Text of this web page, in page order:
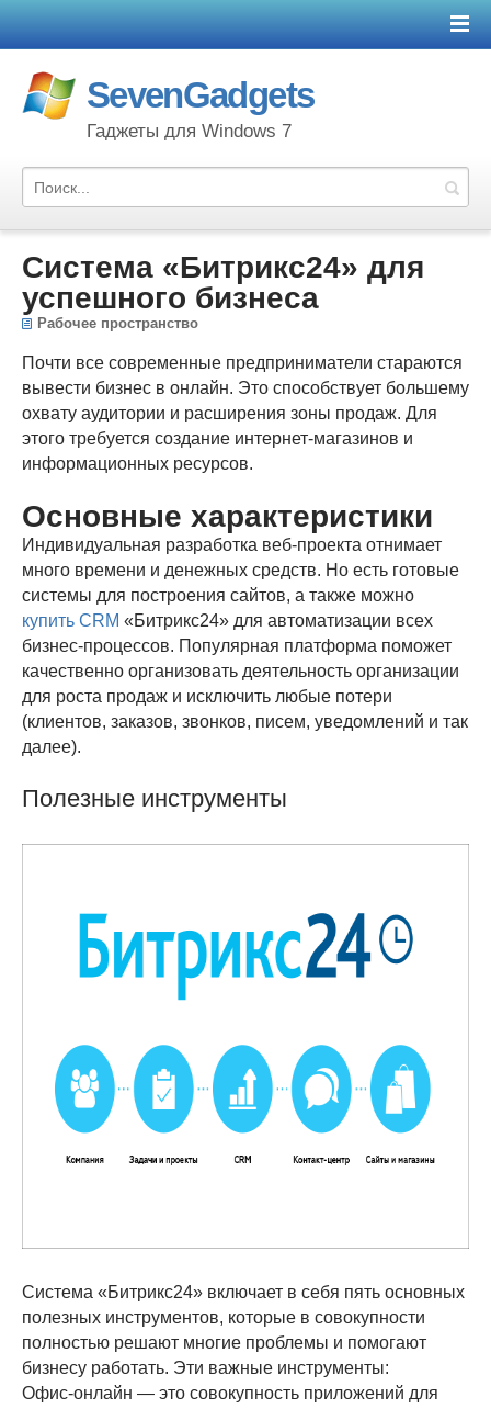
SevenGadgets
Гаджеты для Windows 7
Система «Битрикс24» для
успешного бизнеса
Рабочее пространство
Почти все современные предприниматели стараются
вывести бизнес в онлайн. Это способствует большему
охвату аудитории и расширения зоны продаж. Для
этого требуется создание интернет-магазинов и
информационных ресурсов.
Основные характеристики
Индивидуальная разработка веб-проекта отнимает
много времени и денежных средств. Но есть готовые
системы для построения сайтов, а также можно
купить CRM «Битрикс24» для автоматизации всех
бизнес-процессов. Популярная платформа поможет
качественно организовать деятельность организации
для роста продаж и исключить любые потери
(клиентов, заказов, звонков, писем, уведомлений и так
далее).
Полезные инструменты
Система «Битрикс24» включает в себя пять основных
полезных инструментов, которые в совокупности
полностью решают многие проблемы и помогают
бизнесу работать. Эти важные инструменты:
Офис-онлайн — это совокупность приложений для